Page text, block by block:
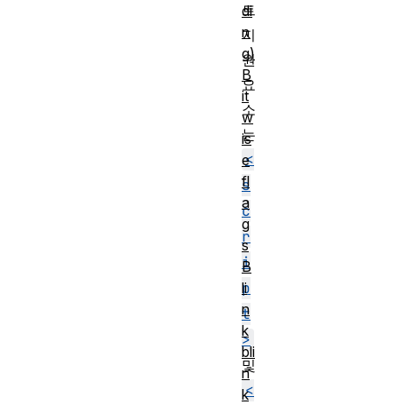
트
지
원
요
소
는
<
s
c
r
i
p
t
>
및
<
di
n
g)
B
it
w
is
e
fl
a
g
s
B
li
n
k
bli
n
k